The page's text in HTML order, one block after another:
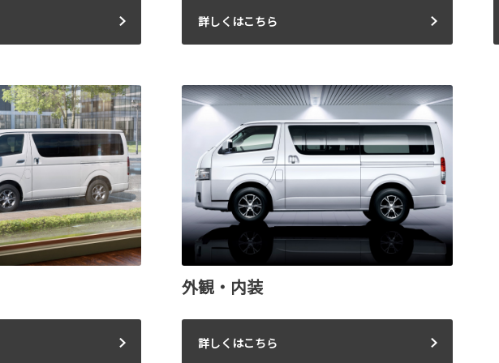
詳しくはこちら
外観・内装
詳しくはこちら